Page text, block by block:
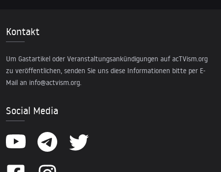
Kontakt
Um Gastartikel oder Veranstaltungsankündigungen auf acTVism.org
zu veröffentlichen, senden Sie uns diese Informationen bitte per E-
Mail an info@actvism.org.
Social Media